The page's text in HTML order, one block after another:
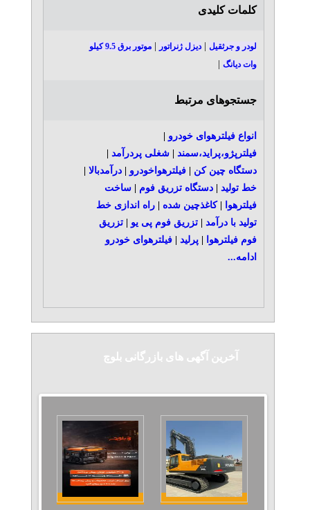
کلمات کلیدی
لودر و جرثقیل |دیزل ژنراتور |
موتور برق 9.5 کیلو
وات دیانگ
جستجوهای مرتبط
انواع فیلترهوای خودرو
فیلترپژو،پراید،سمند |شغلی پردرآمد
دستگاه چین کن
|فیلترهواخودرو |درآمدبالا
خط تولید |دستگاه تزریق فوم |ساخت
فیلترهوا
|کاغذچین شده |راه اندازی خط
تولید با درآمد
|تزریق فوم پی یو |تزریق
فوم فیلترهوا
|پرلید |فیلترهوای خودرو
ادامه...
آخرین آگهی های بازرگانی بلوچ